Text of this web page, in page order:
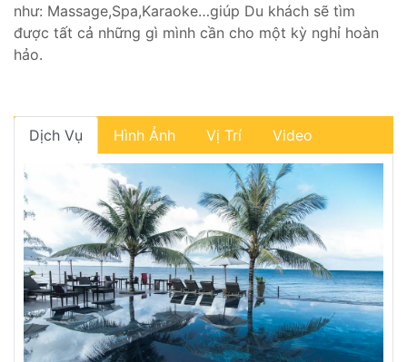
như: Massage,Spa,Karaoke…giúp Du khách sẽ tìm
được tất cả những gì mình cần cho một kỳ nghỉ hoàn
hảo.
Dịch Vụ Hình Ảnh Vị Trí Video